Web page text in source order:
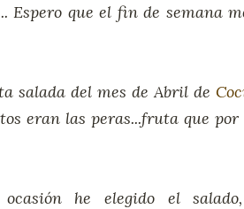
Espero que el fin de semana
salada del mes de Abril de
eran las peras...fruta que
he elegido el